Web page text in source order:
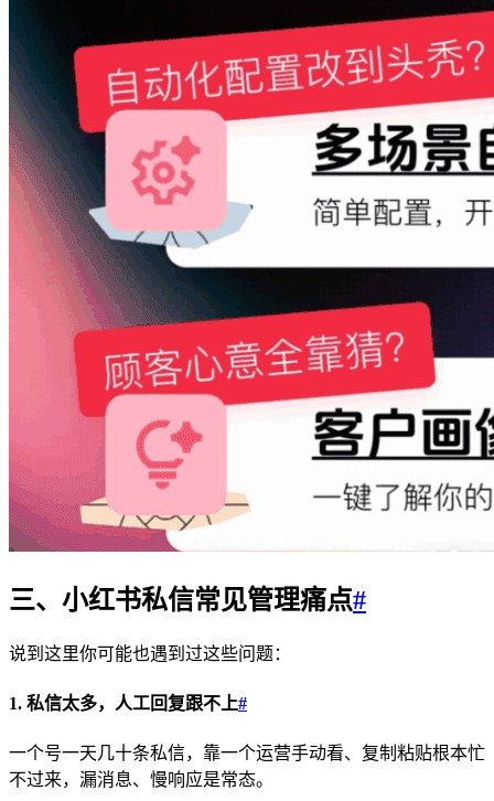
三、小红书私信常见管理痛点#
说到这里你可能也遇到过这些问题：
1. 私信太多，人工回复跟不上#
一个号一天几十条私信，靠一个运营手动看、复制粘贴根本忙
不过来，漏消息、慢响应是常态。